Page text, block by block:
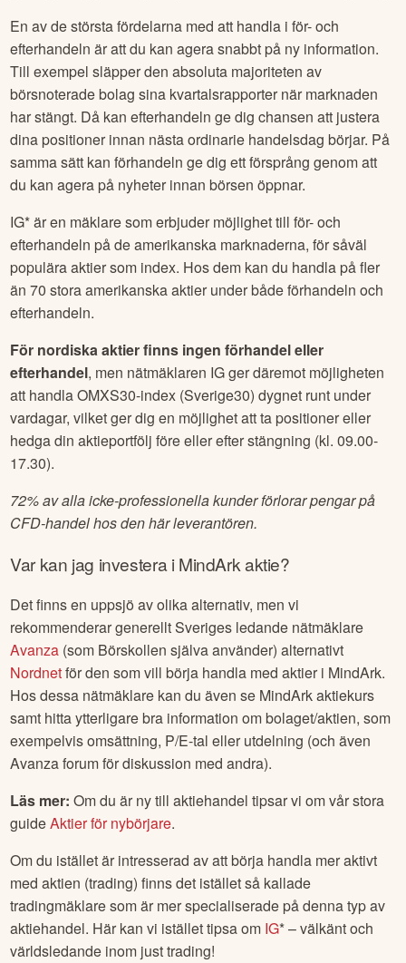
En av de största fördelarna med att handla i för- och
efterhandeln är att du kan agera snabbt på ny information.
Till exempel släpper den absoluta majoriteten av
börsnoterade bolag sina kvartalsrapporter när marknaden
har stängt. Då kan efterhandeln ge dig chansen att justera
dina positioner innan nästa ordinarie handelsdag börjar. På
samma sätt kan förhandeln ge dig ett försprång genom att
du kan agera på nyheter innan börsen öppnar.
IG* är en mäklare som erbjuder möjlighet till för- och
efterhandeln på de amerikanska marknaderna, för såväl
populära aktier som index. Hos dem kan du handla på fler
än 70 stora amerikanska aktier under både förhandeln och
efterhandeln.
För nordiska aktier finns ingen förhandel eller
efterhandel, men nätmäklaren IG ger däremot möjligheten
att handla OMXS30-index (Sverige30) dygnet runt under
vardagar, vilket ger dig en möjlighet att ta positioner eller
hedga din aktieportfölj före eller efter stängning (kl. 09.00-
17.30).
72% av alla icke-professionella kunder förlorar pengar på
CFD-handel hos den här leverantören.
Var kan jag investera iMindArkaktie?
Det finns en uppsjö av olika alternativ, men vi
rekommenderar generellt Sveriges ledande nätmäklare
Avanza (som Börskollen själva använder) alternativt
Nordnetför den som vill börja handla med aktier i MindArk.
Hos dessa nätmäklare kan du även se MindArkaktiekurs
samt hitta ytterligare bra information om bolaget/aktien, som
exempelvis omsättning, P/E-tal eller utdelning (och även
Avanza forum för diskussion med andra).
Läs mer: Om du är ny till aktiehandel tipsar vi om vår stora
guideAktier för nybörjare.
Om du istället är intresserad av att börja handla mer aktivt
med aktien (trading) finns det istället så kallade
tradingmäklare som är mer specialiserade på denna typ av
aktiehandel. Här kan vi istället tipsa om IG* – välkänt och
världsledande inom just trading!